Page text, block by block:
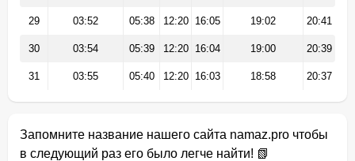
29 03:52 05:38 12:20 16:05 19:02 20:41
30 03:54 05:39 12:20 16:04 19:00 20:39
31 03:55 05:40 12:20 16:03 18:58 20:37
Запомните название нашего сайта namaz.pro чтобы
в следующий раз его было легче найти! 📗